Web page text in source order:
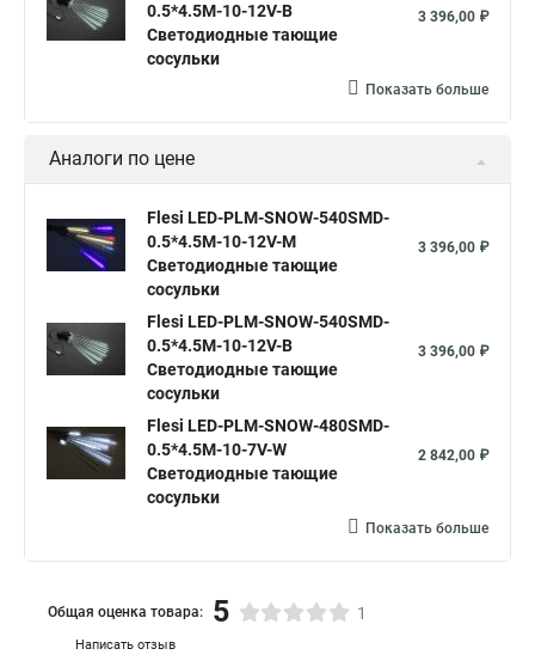
0.5*4.5M-10-12V-B
Светодиодные тающие
сосульки
3 396,00 ₽
Показать больше
Аналоги по цене
Flesi LED-PLM-SNOW-540SMD-
0.5*4.5M-10-12V-M
Светодиодные тающие
сосульки
3 396,00 ₽
Flesi LED-PLM-SNOW-540SMD-
0.5*4.5M-10-12V-B
Светодиодные тающие
сосульки
3 396,00 ₽
Flesi LED-PLM-SNOW-480SMD-
0.5*4.5M-10-7V-W
Светодиодные тающие
сосульки
2 842,00 ₽
Показать больше
Написать отзыв
Общая оценка товара: 5 1